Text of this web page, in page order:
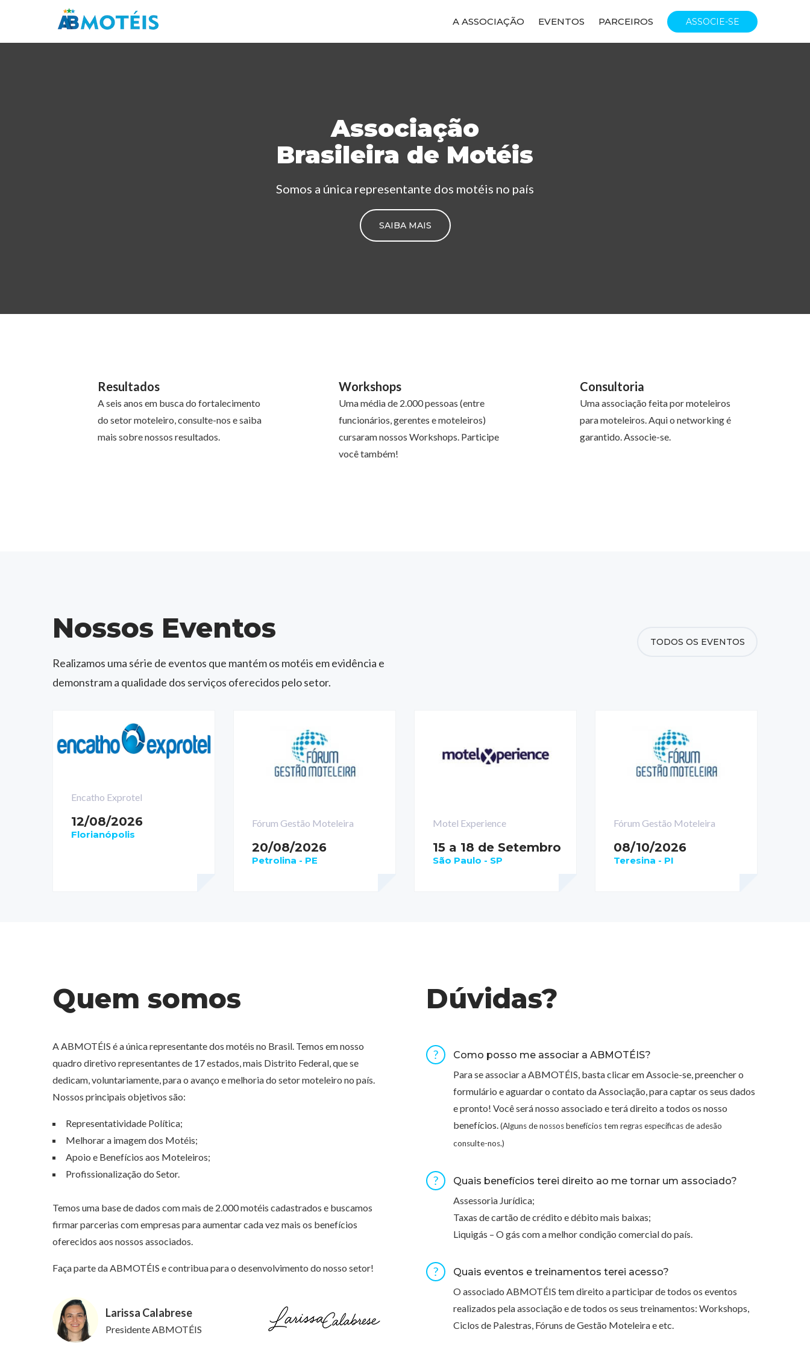
A ASSOCIAÇÃO EVENTOS PARCEIROS ASSOCIE-SE
Associação
Brasileira de Motéis
Somos a única representante dos motéis no país
SAIBA MAIS
Resultados
A seis anos em busca do fortalecimento
do setor moteleiro, consulte-nos e saiba
mais sobre nossos resultados.
Workshops
Uma média de 2.000 pessoas (entre
funcionários, gerentes e moteleiros)
cursaram nossos Workshops. Participe
você também!
Consultoria
Uma associação feita por moteleiros
para moteleiros. Aqui o networking é
garantido. Associe-se.
Nossos Eventos
Realizamos uma série de eventos que mantém os motéis em evidência e
demonstram a qualidade dos serviços oferecidos pelo setor.
TODOS OS EVENTOS
Encatho Exprotel
12/08/2026
Florianópolis
Fórum Gestão Moteleira
20/08/2026
Petrolina - PE
Motel Experience
15 a 18 de Setembro
São Paulo - SP
Fórum Gestão Moteleira
08/10/2026
Teresina - PI
Quem somos
A ABMOTÉIS é a única representante dos motéis no Brasil. Temos em nosso
quadro diretivo representantes de 17 estados, mais Distrito Federal, que se
dedicam, voluntariamente, para o avanço e melhoria do setor moteleiro no país.
Nossos principais objetivos são:
Representatividade Política;
Melhorar a imagem dos Motéis;
Apoio e Benefícios aos Moteleiros;
Profissionalização do Setor.
Temos uma base de dados com mais de 2.000 motéis cadastrados e buscamos
firmar parcerias com empresas para aumentar cada vez mais os benefícios
oferecidos aos nossos associados.
Faça parte da ABMOTÉIS e contribua para o desenvolvimento do nosso setor!
Larissa Calabrese
Presidente ABMOTÉIS
Dúvidas?
Como posso me associar a ABMOTÉIS?
Para se associar a ABMOTÉIS, basta clicar em Associe-se, preencher o
formulário e aguardar o contato da Associação, para captar os seus dados
e pronto! Você será nosso associado e terá direito a todos os nosso
benefícios.(Alguns de nossos benefícios tem regras específicas de adesão
consulte-nos.)
Quais benefícios terei direito ao me tornar um associado?
Assessoria Jurídica;
Taxas de cartão de crédito e débito mais baixas;
Liquigás – O gás com a melhor condição comercial do país.
Quais eventos e treinamentos terei acesso?
O associado ABMOTÉIS tem direito a participar de todos os eventos
realizados pela associação e de todos os seus treinamentos: Workshops,
Ciclos de Palestras, Fóruns de Gestão Moteleira e etc.